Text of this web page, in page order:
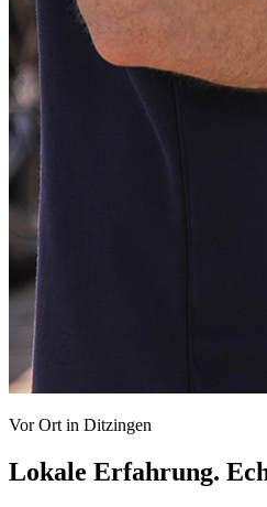
Vor Ort in Ditzingen
Lokale Erfahrung.